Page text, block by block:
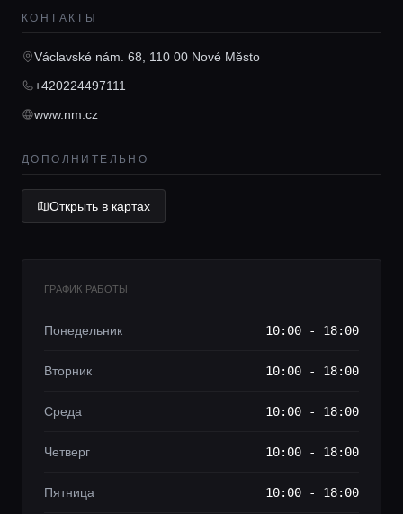
Главная
Локации
Гиды
Консьерж сервис
Lifestyle журнал
КОНТАКТЫ
Václavské nám. 68, 110 00 Nové Město
+420224497111
www.nm.cz
ДОПОЛНИТЕЛЬНО
Открыть в картах
ГРАФИК РАБОТЫ
Понедельник 10:00 - 18:00
Вторник 10:00 - 18:00
Среда 10:00 - 18:00
Четверг 10:00 - 18:00
Пятница 10:00 - 18:00